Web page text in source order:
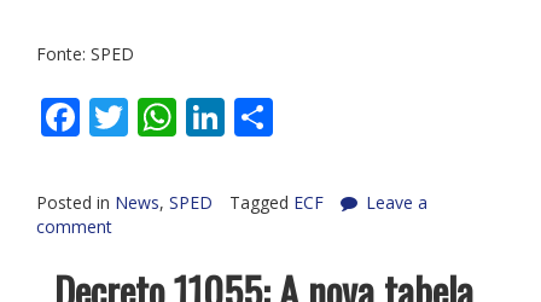
Fonte: SPED
Facebook
Twitter
WhatsApp
LinkedIn
Posted in News, SPED Tagged ECF
Leave a
comment